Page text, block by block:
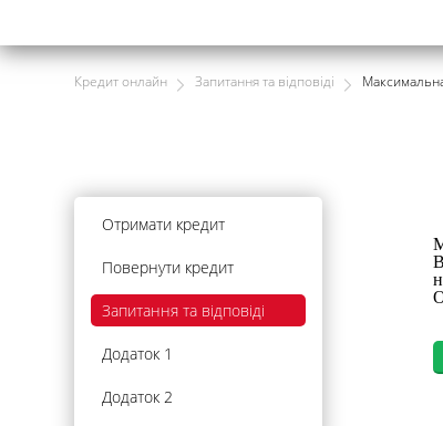
Кредит онлайн Запитання та відповіді
Отримати кредит
Повернути кредит
Запитання та відповіді
Додаток 1
Додаток 2